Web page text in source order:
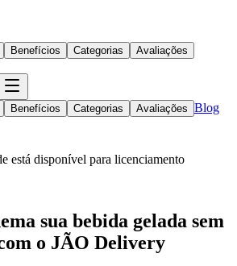
Benefícios Categorias Avaliações
Benefícios Categorias Avaliações Blog
está disponível para licenciamento
sua bebida gelada sem
o JÃO Delivery